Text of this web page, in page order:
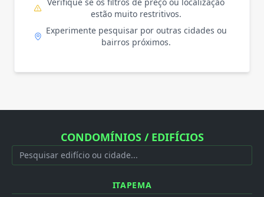
estão muito restritivos.
Experimente pesquisar por outras cidades ou
bairros próximos.
CONDOMÍNIOS / EDIFÍCIOS
ITAPEMA